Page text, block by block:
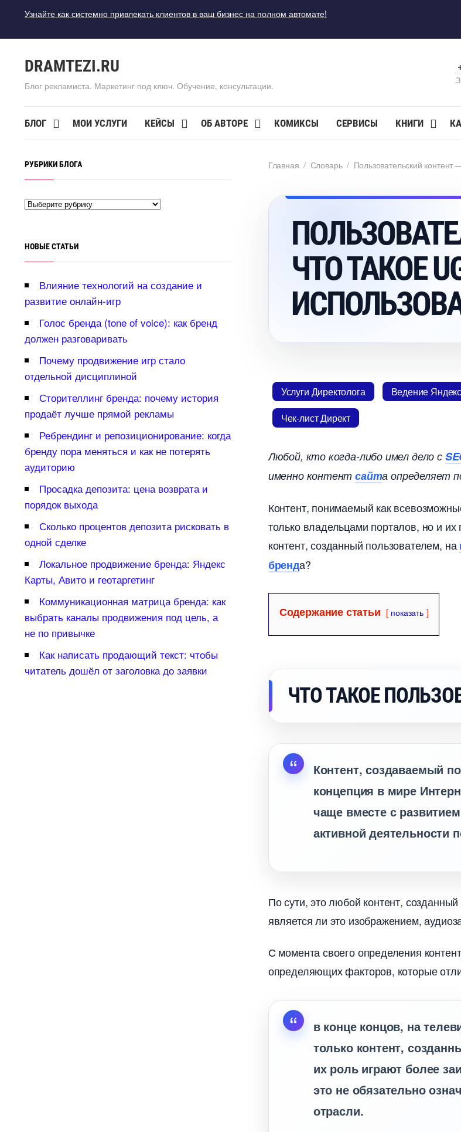
Узнайте как системно привлекать клиентов в ваш бизнес на полном автомате!
DRAMTEZI.RU
Блог рекламиста. Маркетинг под ключ. Обучение, консультации.
БЛОГ МОИ УСЛУГИ КЕЙСЫ ОБ АВТОРЕ КОМИКСЫ СЕРВИСЫ КНИГИ
Главная / Словарь/ Пользовательский контент
ЧТО ТАКОЕ
Услуги Директолога едение
Чек-лист Директ
Любой, кто когда-либо имел дело с
именно контентсайта определяет
Контент, понимаемый как
только владельцами порталов, но и
контент, созданный пользователем, на
ренда?
Содержание статьи показать
ЧТО ТАКОЕ
Контент, создаваемый
концепция в мире
чаще вместе с
активной деятельности
По сути, это любой контент,
является ли это изображением,
С момента своего определения
определяющих факторов, которые
конце концов, на
только контент,
их роль играют более
это не обязательно
отрасли.
РУБРИКИ БЛОГА
НОВЫЕ СТАТЬИ
лияние технологий на создание и
развитие онлайн-игр
Голос бренда (tone of voice): как бренд
должен разговаривать
Почему продвижение игр стало
отдельной дисциплиной
Сторителлинг бренда: почему история
продаёт лучше прямой рекламы
Ребрендинг и репозиционирование: когда
ренду пора меняться и как не потерять
аудиторию
Просадка депозита: цена возврата и
порядок выхода
Сколько процентов депозита рисковать
одной сделке
Локальное продвижение бренда: Яндекс
Карты, Авито и геотаргетин
Коммуникационная матрица бренда: как
ыбрать каналы продвижения под цель, а
не по привычке
Как написать продающий текст: чтобы
читатель дошёл от заголовка до заявки